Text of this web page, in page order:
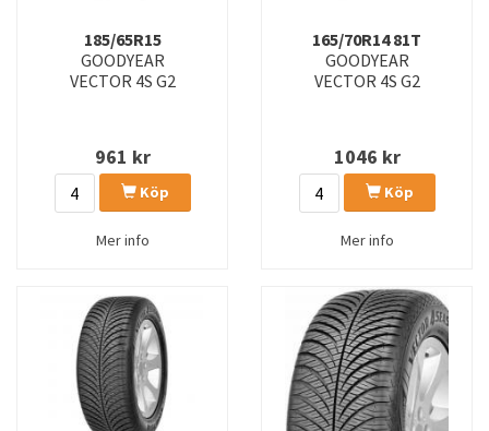
185/65R15
GOODYEAR
VECTOR 4S G2
961 kr
Köp
Mer info
165/70R14 81T
GOODYEAR
VECTOR 4S G2
1046 kr
Köp
Mer info